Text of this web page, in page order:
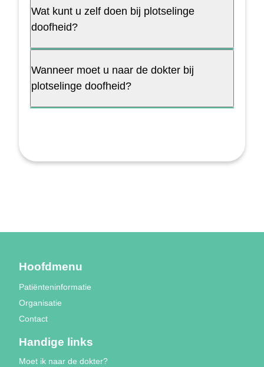
Wat kunt u zelf doen bij plotselinge
doofheid?
Wanneer moet u naar de dokter bij
plotselinge doofheid?
Hoofdmenu
Patiënteninformatie
Organisatie
Contact
Handige links
Moet ik naar de dokter?